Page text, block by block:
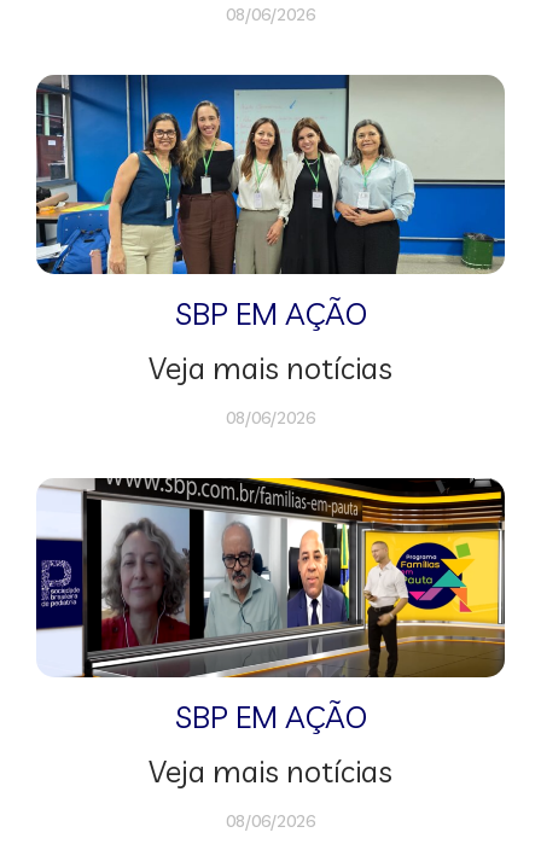
08/06/2026
SBP EM AÇÃO
Veja mais notícias
08/06/2026
SBP EM AÇÃO
Veja mais notícias
08/06/2026